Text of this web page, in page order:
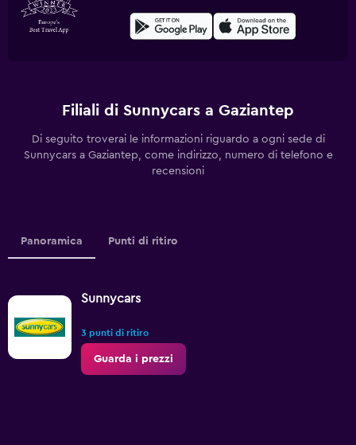
Filiali di Sunnycars a Gaziantep
Di seguito troverai le informazioni riguardo a ogni sede di
Sunnycars a Gaziantep, come indirizzo, numero di telefono e
recensioni
Panoramica Punti di ritiro
Sunnycars
3 punti di ritiro
Guarda i prezzi